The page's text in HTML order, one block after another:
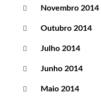
Novembro 2014
Outubro 2014
Julho 2014
Junho 2014
Maio 2014